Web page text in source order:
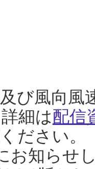
び風向風
細は配信
ださい。
お知らせ